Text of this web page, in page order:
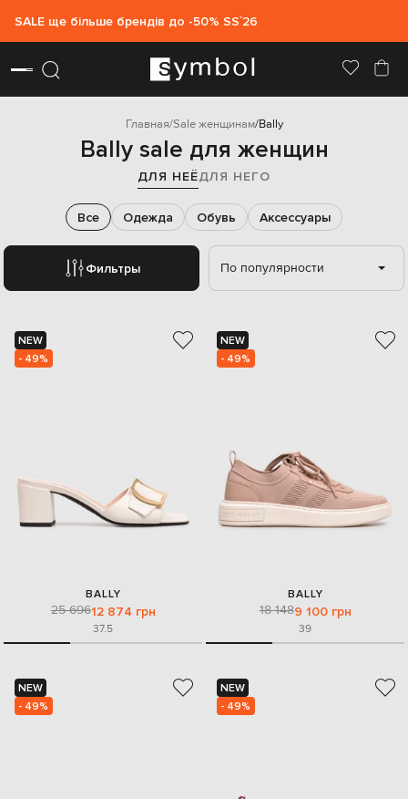
SALE ще більше брендів до -50% SS`26
Главная Sale женщинам Bally
Bally sale для женщин
ДЛЯ НЕЁДЛЯ НЕГО
Фильтры
Все Одежда Обувь Аксессуары
По популярности
NEW
- 49%
BALLY
25 69612 874 грн
37.5
NEW
- 49%
BALLY
18 1489 100 грн
39
NEW
- 49%
NEW
- 49%